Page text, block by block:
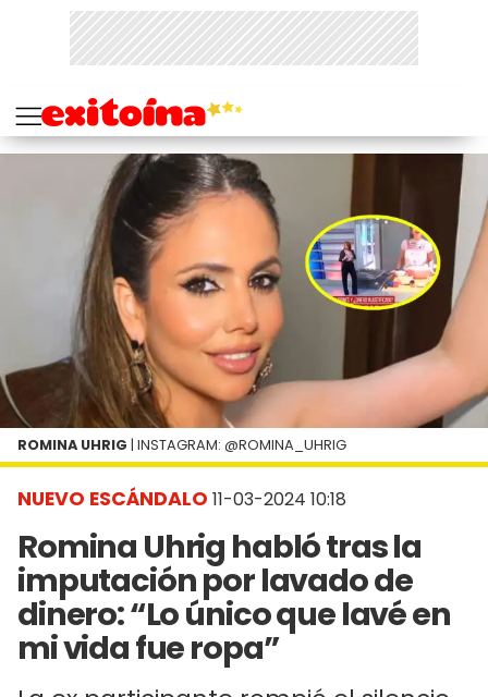
NUEVO ESCÁNDALO 11-03-2024 10:18
Romina Uhrig habló tras la
imputación por lavado de
dinero: “Lo único que lavé en
mi vida fue ropa”
ROMINA UHRIG | INSTAGRAM: @ROMINA_UHRIG